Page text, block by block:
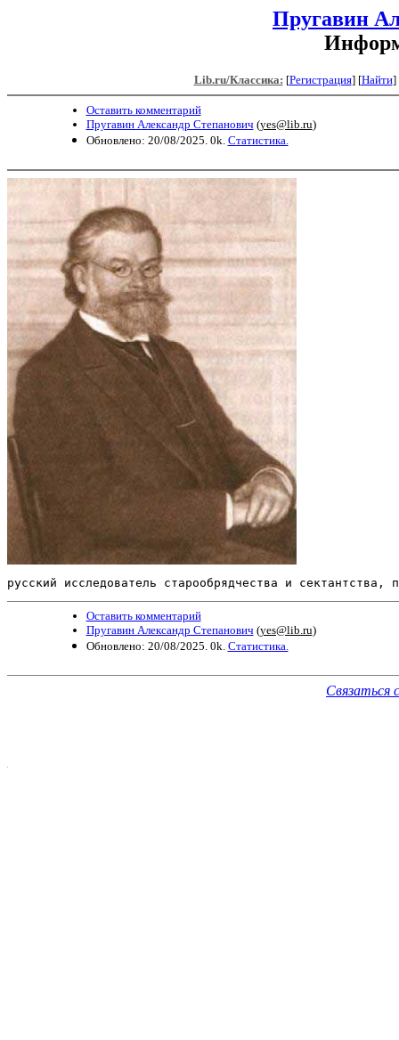
Пругавин
Lib.ru/Классика: [Регистрация] [Найти]
Оставить комментарий
Пругавин Александр Степанович (yes@lib.ru)
Обновлено: 20/08/2025. 0k. Статистика.
русский исследователь старообрядчества и сектантства,
Оставить комментарий
Пругавин Александр Степанович (yes@lib.ru)
Обновлено: 20/08/2025. 0k. Статистика.
Связаться